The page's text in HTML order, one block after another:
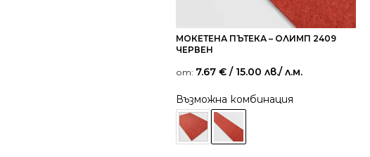
МОКЕТЕНА ПЪТЕКА – ОЛИМП 2409
ЧЕРВЕН
от: 7.67 € / 15.00 лв./ л.м.
Възможна комбинация